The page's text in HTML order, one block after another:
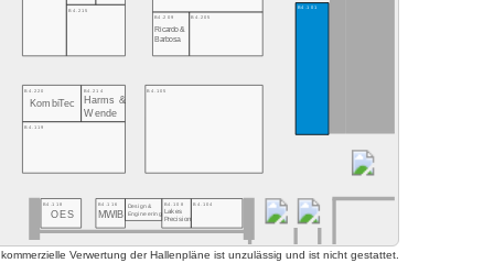
B4.118
OES
B4.116
MWIB
B4.108
Lakes
Precision
B4.104
Design&
Engineering
B4.119
B4.105
B4.101
B4.220
KombiTec
B4.214
Harms &
Wende
B4.215
B4.209
Ricardo &
Barbosa
B4.205
Verwertung der Hallenpläne ist unzulässig und ist nicht gestattet.